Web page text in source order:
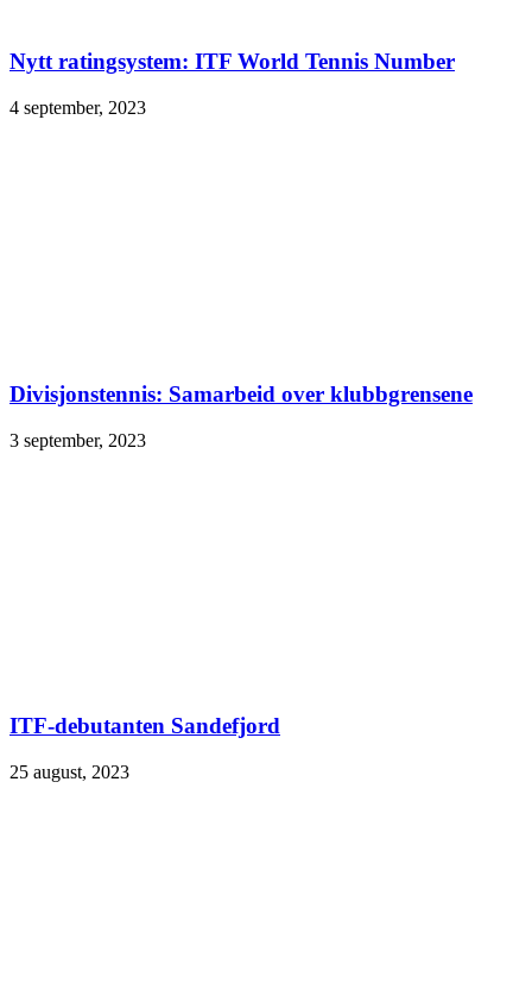
Nytt ratingsystem: ITF World Tennis Number
4 september, 2023
Divisjonstennis: Samarbeid over klubbgrensene
3 september, 2023
ITF-debutanten Sandefjord
25 august, 2023